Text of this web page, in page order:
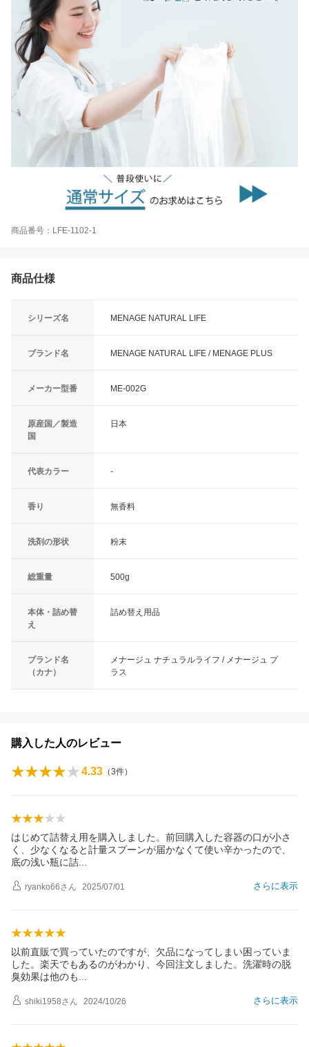
商品番号：LFE-1102-1
商品仕様
シリーズ名 MENAGE NATURAL LIFE
ブランド名 MENAGE NATURAL LIFE / MENAGE PLUS
メーカー型番 ME-002G
原産国／製造
国
日本
代表カラー -
香り 無香料
洗剤の形状 粉末
総重量 500g
本体・詰め替
え
詰め替え用品
ブランド名
（カナ）
メナージュ ナチュラルライフ / メナージュ プ
ラス
購入した人のレビュー
4.33 （3件）
はじめて詰替え用を購入しました。前回購入した容器の口が小さ
く、少なくなると計量スプーンが届かなくて使い辛かったので、
底の浅い瓶に詰
さらに表示
ryanko66さん 2025/07/01
以前直販で買っていたのですが、欠品になってしまい困っていま
した。楽天でもあるのがわかり、今回注文しました。洗濯時の脱
臭効果は他のも
さらに表示
shiki1958さん 2024/10/26